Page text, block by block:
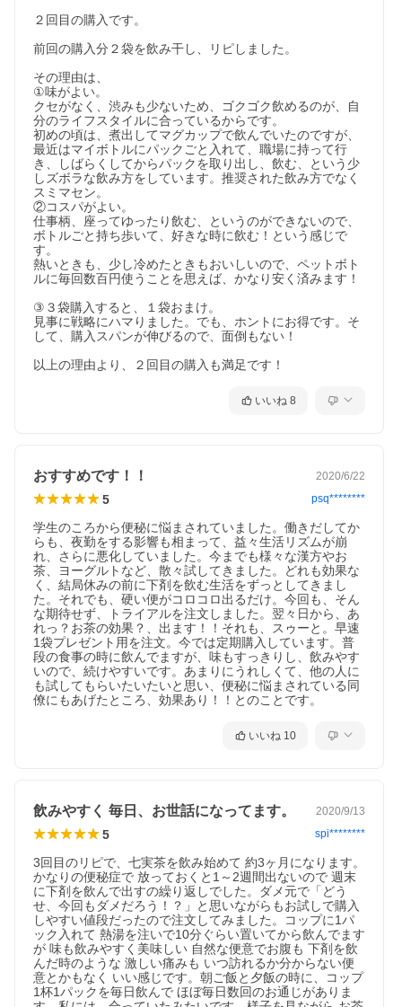
２回目の購入です。
前回の購入分２袋を飲み干し、リピしました。
その理由は、
①味がよい。
クセがなく、渋みも少ないため、ゴクゴク飲めるのが、自
分のライフスタイルに合っているからです。
初めの頃は、煮出してマグカップで飲んでいたのですが、
最近はマイボトルにパックごと入れて、職場に持って行
き、しばらくしてからパックを取り出し、飲む、という少
しズボラな飲み方をしています。推奨された飲み方でなく
スミマセン。
②コスパがよい。
仕事柄、座ってゆったり飲む、というのができないので、
ボトルごと持ち歩いて、好きな時に飲む！という感じで
す。
熱いときも、少し冷めたときもおいしいので、ペットボト
ルに毎回数百円使うことを思えば、かなり安く済みます！
③３袋購入すると、１袋おまけ。
見事に戦略にハマりました。でも、ホントにお得です。そ
して、購入スパンが伸びるので、面倒もない！
以上の理由より、２回目の購入も満足です！
いいね 8
おすすめです！！ 2020/6/22
5 psq********
学生のころから便秘に悩まされていました。働きだしてか
らも、夜勤をする影響も相まって、益々生活リズムが崩
れ、さらに悪化していました。今までも様々な漢方やお
茶、ヨーグルトなど、散々試してきました。どれも効果な
く、結局休みの前に下剤を飲む生活をずっとしてきまし
た。それでも、硬い便がコロコロ出るだけ。今回も、そん
な期待せず、トライアルを注文しました。翌々日から、あ
れっ？お茶の効果？、出ます！！それも、スゥーと。早速
1袋プレゼント用を注文。今では定期購入しています。普
段の食事の時に飲んでますが、味もすっきりし、飲みやす
いので、続けやすいです。あまりにうれしくて、他の人に
も試してもらいたいたいと思い、便秘に悩まされている同
僚にもあげたところ、効果あり！！とのことです。
いいね 10
飲みやすく 毎日、お世話になってます。 2020/9/13
5 spi********
3回目のリピで、七実茶を飲み始めて 約3ヶ月になります。
かなりの便秘症で 放っておくと1～2週間出ないので 週末
に下剤を飲んで出すの繰り返しでした。ダメ元で「どう
せ、今回もダメだろう！？」と思いながらもお試しで購入
しやすい値段だったので注文してみました。コップに1パ
ック入れて 熱湯を注いで10分ぐらい置いてから飲んでます
が 味も飲みやすく美味しい 自然な便意でお腹も 下剤を飲
んだ時のような 激しい痛みも いつ訪れるか分からない便
意とかもなく いい感じです。朝ご飯と夕飯の時に、コップ
1杯1パックを毎日飲んで ほぼ毎日数回のお通じがありま